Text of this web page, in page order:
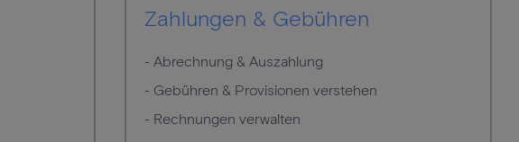
Zahlungen & Gebühren
- Abrechnung & Auszahlung
- Gebühren & Provisionen verstehen
- Rechnungen verwalten